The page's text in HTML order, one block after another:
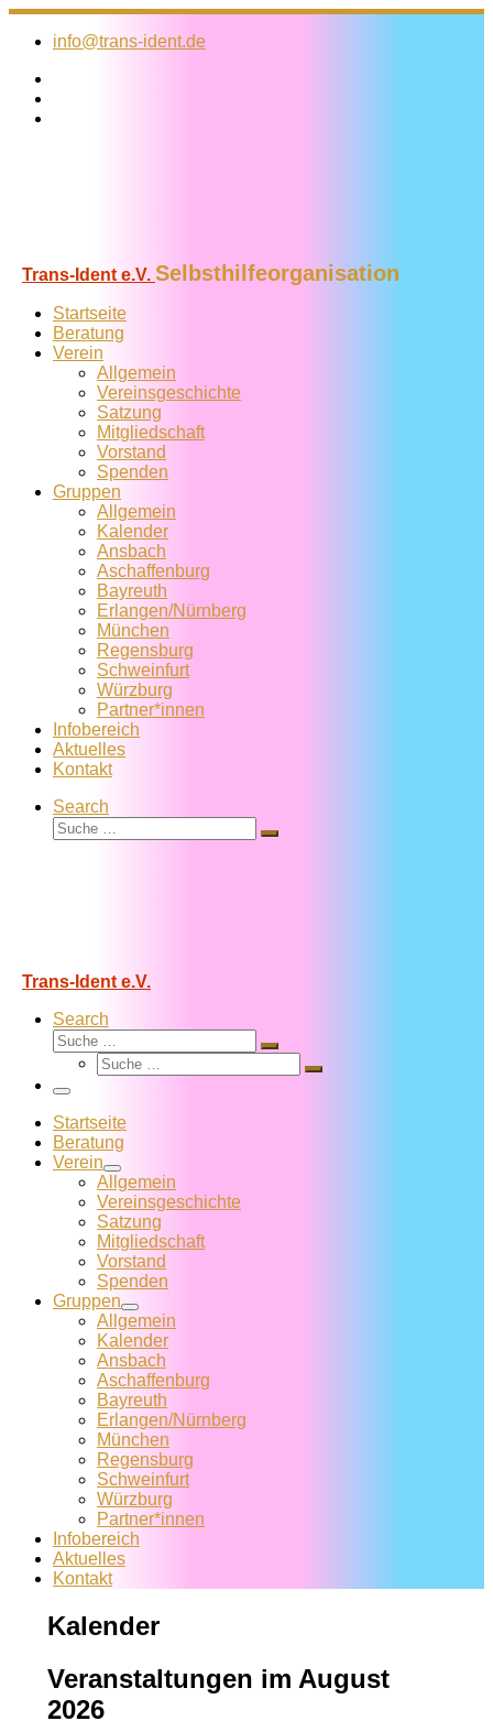
Zum
Inhalt
info@trans-ident.de
Trans-Ident e.V. Selbsthilfeorganisation
Startseite
Beratung
Verein
Allgemein
Vereins­geschichte
Satzung
Mitglied­schaft
Vorstand
Spenden
Gruppen
Allgemein
Kalender
Ansbach
Aschaffenburg
Bayreuth
Erlangen/Nürnberg
München
Regensburg
Schweinfurt
Würzburg
Partner*innen
Infobereich
Aktuelles
Kontakt
Search
Suche
Suche
Trans-Ident e.V.
Search
Suche
Suche
Suche
Suche
Menü
Startseite
Beratung
Verein
Allgemein
Vereins­geschichte
Satzung
Mitglied­schaft
Vorstand
Spenden
Gruppen
Allgemein
Kalender
Ansbach
Aschaffenburg
Bayreuth
Erlangen/Nürnberg
München
Regensburg
Schweinfurt
Würzburg
Partner*innen
Infobereich
Aktuelles
Kontakt
Kalender
Veranstaltungen im August
2026